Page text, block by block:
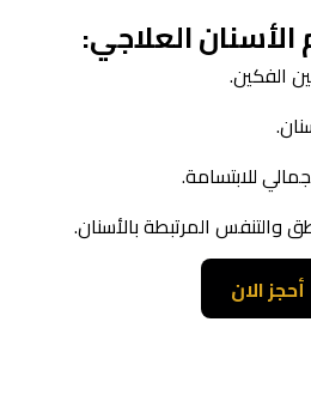
العلاجي:
الفكين.
للابتسامة.
والتنفس المرتبطة بالأسنان.
أحجز الان